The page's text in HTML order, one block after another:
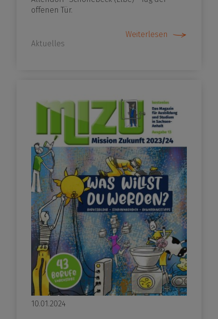
offenen Tür.
Weiterlesen
Aktuelles
10.01.2024